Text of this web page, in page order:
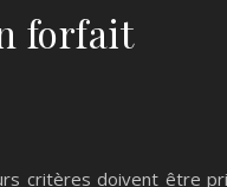
forfait
critères doivent être